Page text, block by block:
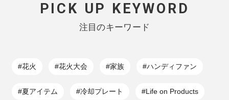
PICK UP KEYWORD
注目のキーワード
#花火 #花火大会 #家族 #ハンディファン
#夏アイテム #冷却プレート #Life on Products